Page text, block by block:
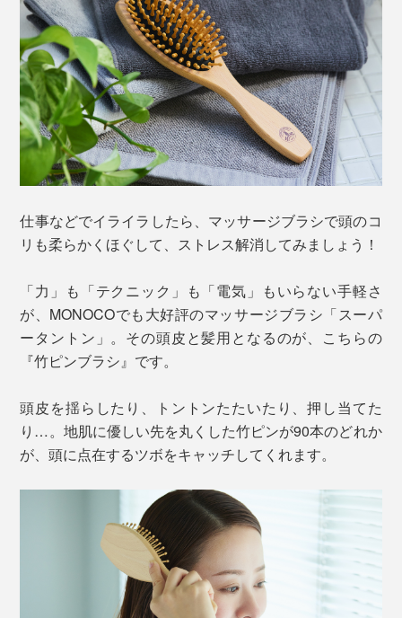
仕事などでイライラしたら、マッサージブラシで頭のコ
リも柔らかくほぐして、ストレス解消してみましょう！
「力」も「テクニック」も「電気」もいらない手軽さ
が、MONOCOでも大好評のマッサージブラシ「スーパ
ータントン」。その頭皮と髪用となるのが、こちらの
『竹ピンブラシ』です。
頭皮を揺らしたり、トントンたたいたり、押し当てた
り…。地肌に優しい先を丸くした竹ピンが90本のどれか
が、頭に点在するツボをキャッチしてくれます。